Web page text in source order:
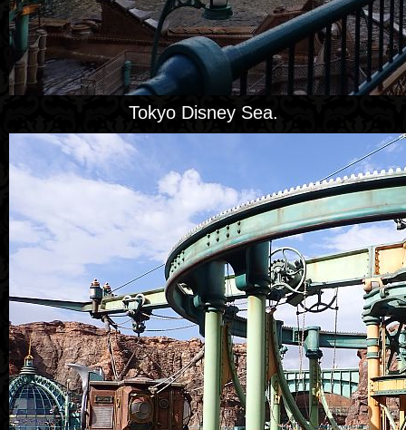
Tokyo Disney Sea.